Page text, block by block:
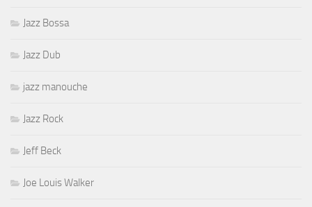
Jazz Bossa
Jazz Dub
jazz manouche
Jazz Rock
Jeff Beck
Joe Louis Walker